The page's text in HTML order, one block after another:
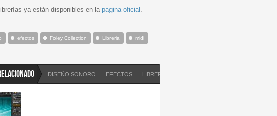
ya están disponibles en la pagina oficial .
efectos Foley Collection Libreria midi
DISEÑO SONORO EFECTOS LIBRERIA